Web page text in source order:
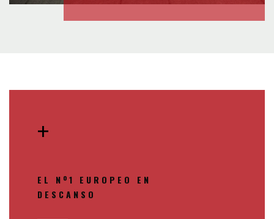
+
EL Nº1 EUROPEO EN
DESCANSO